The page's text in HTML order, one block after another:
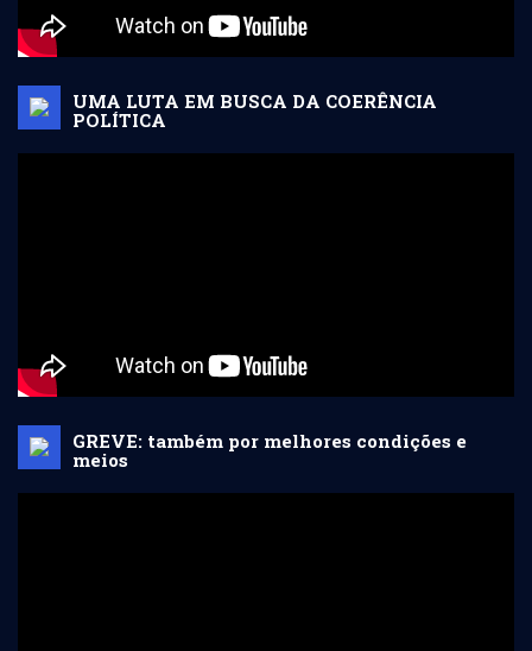
UMA LUTA EM BUSCA DA COERÊNCIA
POLÍTICA
GREVE: também por melhores condições e
meios